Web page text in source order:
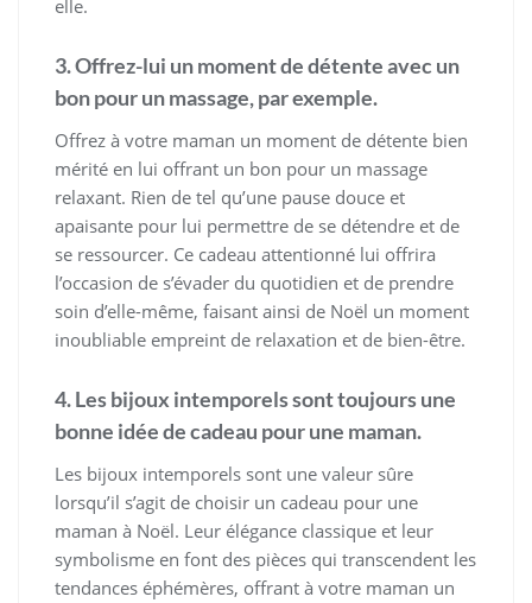
elle.
3. Offrez-lui un moment de détente avec un
bon pour un massage, par exemple.
Offrez à votre maman un moment de détente bien
mérité en lui offrant un bon pour un massage
relaxant. Rien de tel qu’une pause douce et
apaisante pour lui permettre de se détendre et de
se ressourcer. Ce cadeau attentionné lui offrira
l’occasion de s’évader du quotidien et de prendre
soin d’elle-même, faisant ainsi de Noël un moment
inoubliable empreint de relaxation et de bien-être.
4. Les bijoux intemporels sont toujours une
bonne idée de cadeau pour une maman.
Les bijoux intemporels sont une valeur sûre
lorsqu’il s’agit de choisir un cadeau pour une
maman à Noël. Leur élégance classique et leur
symbolisme en font des pièces qui transcendent les
tendances éphémères, offrant à votre maman un